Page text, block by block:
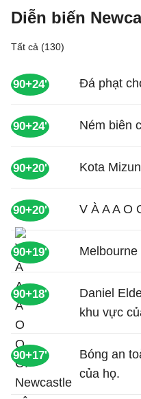
Diễn biến
Tất cả (130)
90+24' Đá phạt
90+24' Ném biên
90+20' Kota
90+20' V À A A O
90+19'
90+18'
Daniel
khu vực
90+17'
Bóng an
của họ.